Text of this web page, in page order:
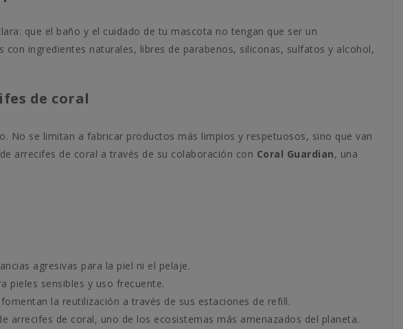
que el baño y el cuidado de tu mascota no tengan que ser un
ingredientes naturales, libres de parabenos, siliconas, sulfatos y alcohol,
de coral
No se limitan a fabricar productos más limpios y respetuosos, sino que van
arrecifes de coral a través de su colaboración con Coral Guardian, una
agresivas para la piel ni el pelaje.
pieles sensibles y uso frecuente.
la reutilización a través de sus estaciones de refill.
arrecifes de coral, uno de los ecosistemas más amenazados del planeta.